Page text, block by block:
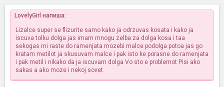
LovelyGirl напиша:
Lizalce super se flizurite samo kako ja odrzuvas kosata i kako ja
iscuva tolku dolga jas imam mnogu zelba za dolga kosa i taa
sekogas mi raste do ramenjata mozebi malce podolga potoa jas go
kratam metilot ja skusuvam malce i pak isto ke porasne do ramenjata
i pak metil i nikako da ja iscuvam dolga Vo sto e problemot Pisi ako
sakas a ako moze i nekoj sovet